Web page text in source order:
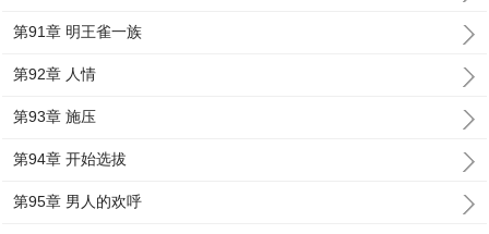
第91章 明王雀一族
第92章 人情
第93章 施压
第94章 开始选拔
第95章 男人的欢呼